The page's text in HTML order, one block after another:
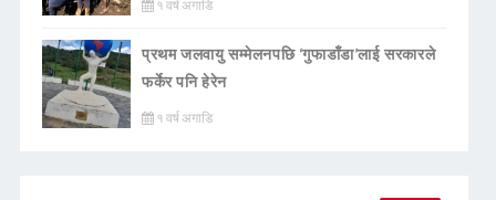
१ वर्ष अगाडि
प्रथम जलवायु सम्मेलनपछि ‘गुफाडाँडा’लाई सरकारले
फर्केर पनि हेरेन
१ वर्ष अगाडि